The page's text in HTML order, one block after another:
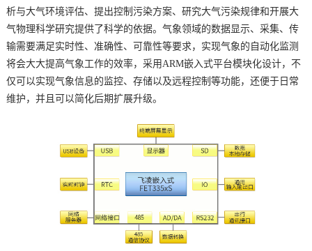
关于飞凌
天猫商城
淘宝商城
技术论坛
析与大气环境评估、提出控制污染方案、研究大气污染规律和开展大
气物理科学研究提供了科学的依据。气象领域的数据显示、采集、传
输需要满足实时性、准确性、可靠性等要求，实现气象的自动化监测
将会大大提高气象工作的效率，采用ARM嵌入式平台模块化设计，不
仅可以实现气象信息的监控、存储以及远程控制等功能，还便于日常
维护，并且可以简化后期扩展升级。